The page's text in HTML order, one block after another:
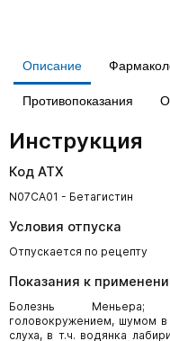
Описание
Противопоказания
Инструкция
Код АТХ
N07CA01 - Бетагистин
Условия отпуска
Отпускается по рецепту
Показания к
Болезнь Меньера;
головокружением, шумом
слуха, в т.ч. водянка